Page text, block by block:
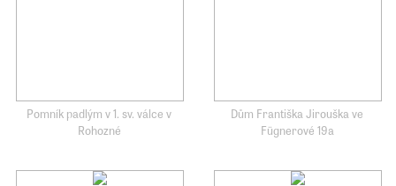
Pomník padlým v 1. sv. válce v
Rohozné
Dům Františka Jirouška ve
Fügnerové 19a